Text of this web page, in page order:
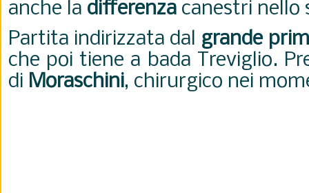
anche la differenza canestri nello
Partita indirizzata dal grande
che poi tiene a bada Treviglio.
di Moraschini, chirurgico nei